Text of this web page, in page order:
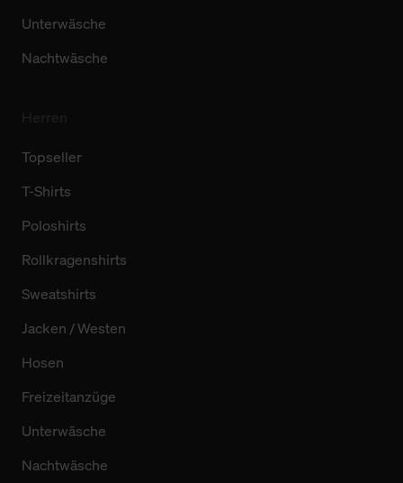
Unterwäsche
Nachtwäsche
Topseller
T-Shirts
Poloshirts
Rollkragenshirts
Sweatshirts
Jacken / Westen
Hosen
Freizeitanzüge
Unterwäsche
Nachtwäsche